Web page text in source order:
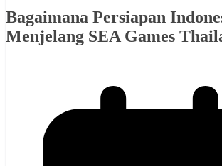
Bagaimana Persiapan
Menjelang SEA Games